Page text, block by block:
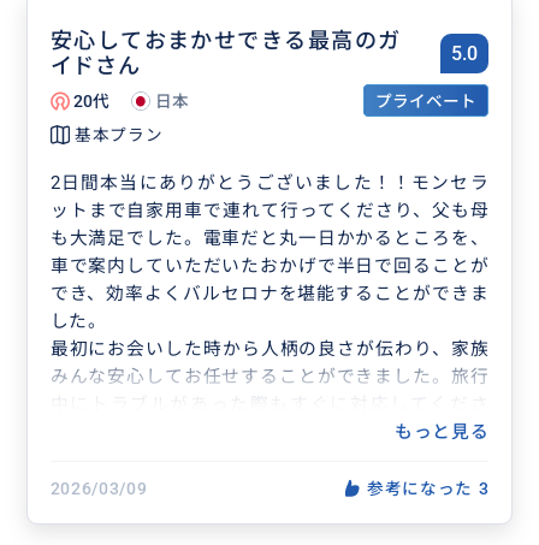
帰途の車中でも、ローマ法王来バルセロナのこと
で話しが盛り上がりました。
本当に充実したツアーを体験できたことに感謝し
てします。近藤バルセロナに来ることがあれば、ワ
イナリー巡りで是非お世話になりたいと考えており
ます。
安心しておまかせできる最高のガ
イドさん
5.0
20代 日本
プライベート
基本プラン
2日間本当にありがとうございました！！モンセラ
ットまで自家用車で連れて行ってくださり、父も母
も大満足でした。電車だと丸一日かかるところを、
車で案内していただいたおかげで半日で回ることが
でき、効率よくバルセロナを堪能することができま
した。
最初にお会いした時から人柄の良さが伝わり、家族
みんな安心してお任せすることができました。旅行
中にトラブルがあった際もすぐに対応してくださ
ただき、本当に感謝しています。おかげで家族みん
もっと見る
2026/03/09 参考になった 3